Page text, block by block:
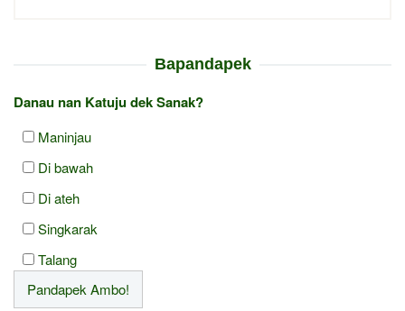
Bapandapek
Danau nan Katuju dek Sanak?
Maninjau
Di bawah
Di ateh
Singkarak
Talang